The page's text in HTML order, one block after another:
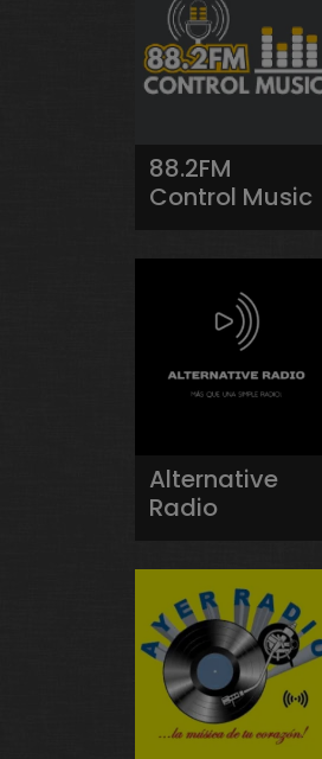
88.2FM
Control Music
Alternative
Radio